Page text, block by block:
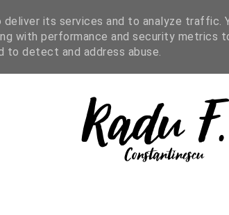
READING ENGLISH SHOP
its services and to analyze traffic.
with performance and security metrics
to detect and address abuse.